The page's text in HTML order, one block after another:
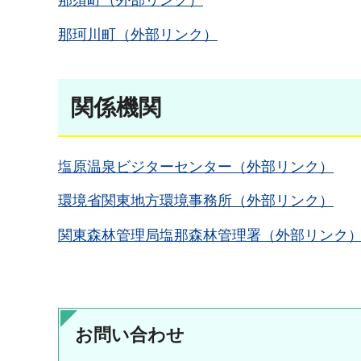
那珂川町（外部リンク）
関係機関
塩原温泉ビジターセンター（外部リンク）
環境省関東地方環境事務所（外部リンク）
関東森林管理局塩那森林管理署（外部リンク
お問い合わせ